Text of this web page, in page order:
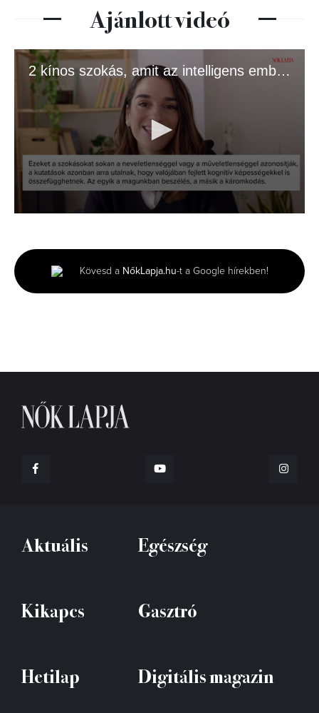
Ajánlott videó
2 kínos szokás, amit az intelligens emberek gyakran csinálnak
minutes,
1
second
Kövesd a NőkLapja.hu-t a Google hírekben!
Aktuális Egészség
Kikapcs Gasztró
Hetilap Digitális magazin